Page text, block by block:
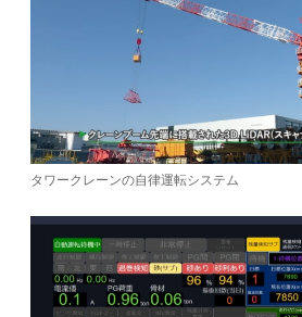
タワークレーンの自律運転システム